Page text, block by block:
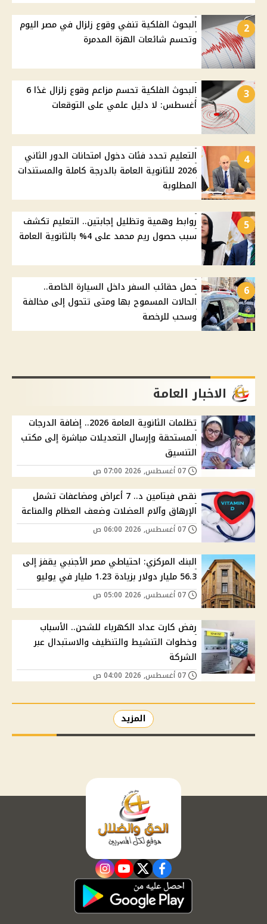
2
البحوث الفلكية تنفي وقوع زلزال في مصر اليوم
وتحسم شائعات الهزة المدمرة
3
البحوث الفلكية تحسم مزاعم وقوع زلزال غدًا 6
أغسطس: لا دليل علمي على التوقعات
4
التعليم تحدد فئات دخول امتحانات الدور الثاني
2026 للثانوية العامة بالدرجة كاملة والمستندات
المطلوبة
5
روابط وهمية وتظليل إجابتين.. التعليم تكشف
سبب حصول ريم محمد على 4% بالثانوية العامة
6
حمل حقائب السفر داخل السيارة الخاصة..
الحالات المسموح بها ومتى تتحول إلى مخالفة
وسحب للرخصة
الاخبار العامة
تظلمات الثانوية العامة 2026.. إضافة الدرجات
المستحقة وإرسال التعديلات مباشرة إلى مكتب
التنسيق
نقص فيتامين د.. 7 أعراض ومضاعفات تشمل
الإرهاق وآلام العضلات وضعف العظام والمناعة
البنك المركزي: احتياطي مصر الأجنبي يقفز إلى
56.3 مليار دولار بزيادة 1.23 مليار في يوليو
رفض كارت عداد الكهرباء للشحن.. الأسباب
وخطوات التنشيط والتنظيف والاستبدال عبر
الشركة
المزيد
facebook
twitter
youtube
instagram